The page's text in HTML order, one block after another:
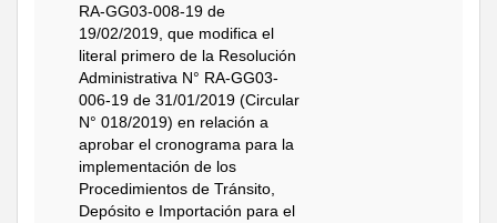
RA-GG03-008-19 de
19/02/2019, que modifica el
literal primero de la Resolución
Administrativa N° RA-GG03-
006-19 de 31/01/2019 (Circular
N° 018/2019) en relación a
aprobar el cronograma para la
implementación de los
Procedimientos de Tránsito,
Depósito e Importación para el